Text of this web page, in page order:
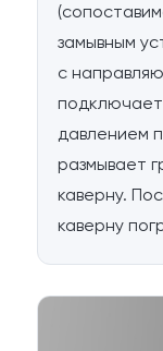
замывным
с
давлением
размывает
каверну.
каверну